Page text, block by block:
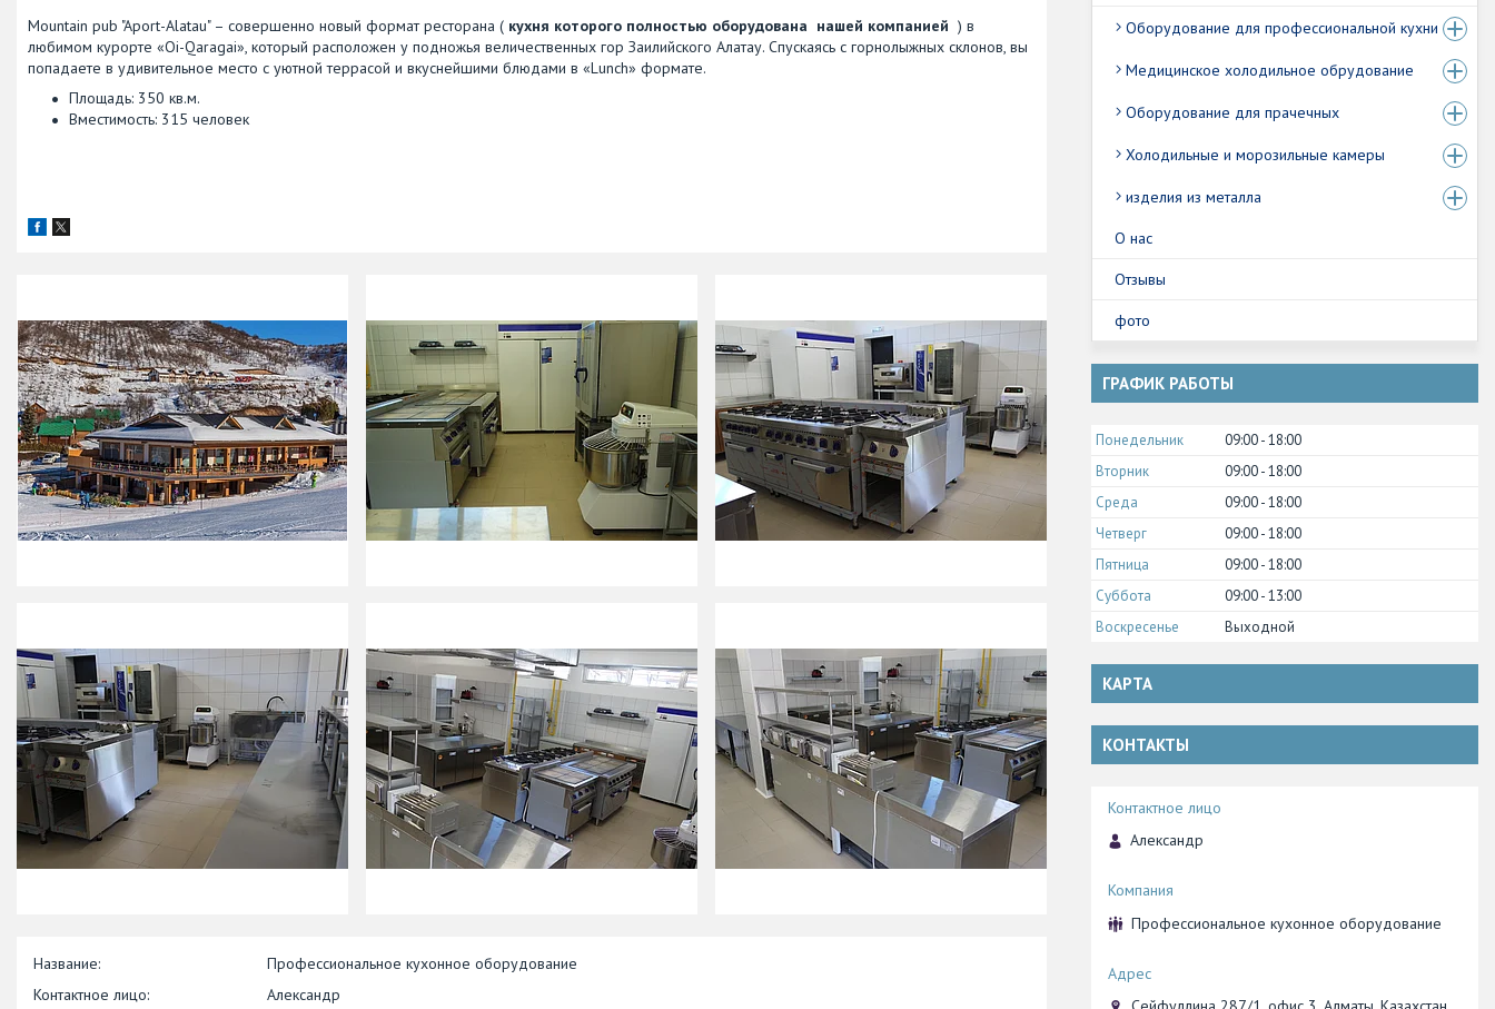
Mountain pub "Aport-Alatau" – совершенно новый формат ресторана ( кухня которого полностью оборудована нашей компанией ) в
любимом курорте «Oi-Qaragai», который расположен у подножья величественных гор Заилийского Алатау. Спускаясь с горнолыжных склонов, вы
попадаете в удивительное место с уютной террасой и вкуснейшими блюдами в «Lunch» формате.
Площадь: 350 кв.м.
Вместимость: 315 человек
Профессиональное кухонное оборудование
Александр
Оборудование для профессиональной кухни
Медицинское холодильное обрудование
Оборудование для прачечных
Холодильные и морозильные камеры
изделия из металла
О нас
Отзывы
фото
ГРАФИК РАБОТЫ
Понедельник 09:00 18:00
Вторник
09:00 18:00
Среда
09:00 18:00
Четверг
09:00 18:00
Пятница
09:00 18:00
Суббота
09:00 13:00
Воскресенье
Выходной
КАРТА
КОНТАКТЫ
Александр
Профессиональное кухонное оборудование